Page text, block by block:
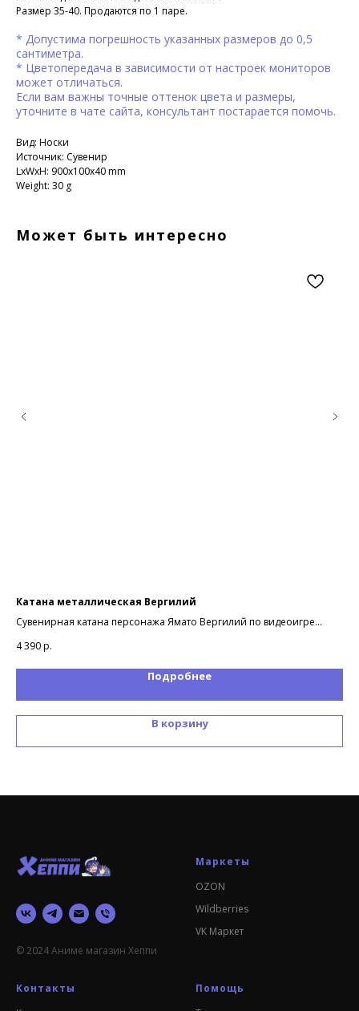
Размер 35-40. Продаются по 1 паре.
* Допустима погрешность указанных размеров до 0,5
сантиметра.
* Цветопередача в зависимости от настроек мониторов
может отличаться.
Если вам важны точные оттенок цвета и размеры,
уточните в чате сайта, консультант постарается помочь.
Вид: Носки
Источник: Сувенир
LxWxH: 900x100x40 mm
Weight: 30 g
Может быть интересно
Катана металлическая Вергилий
Сувенирная катана персонажа Ямато Вергилий по видеоигре
4 390р.
Подробнее
В корзину
© 2024 Аниме магазин Хеппи
Маркеты
OZON
Wildberries
VK Маркет
Контакты
Помощь